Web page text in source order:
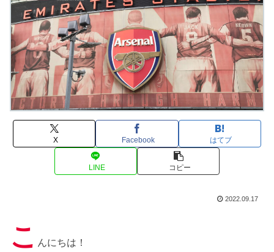
X Facebook はてブ
LINE コピー
2022.09.17
こ んにちは！